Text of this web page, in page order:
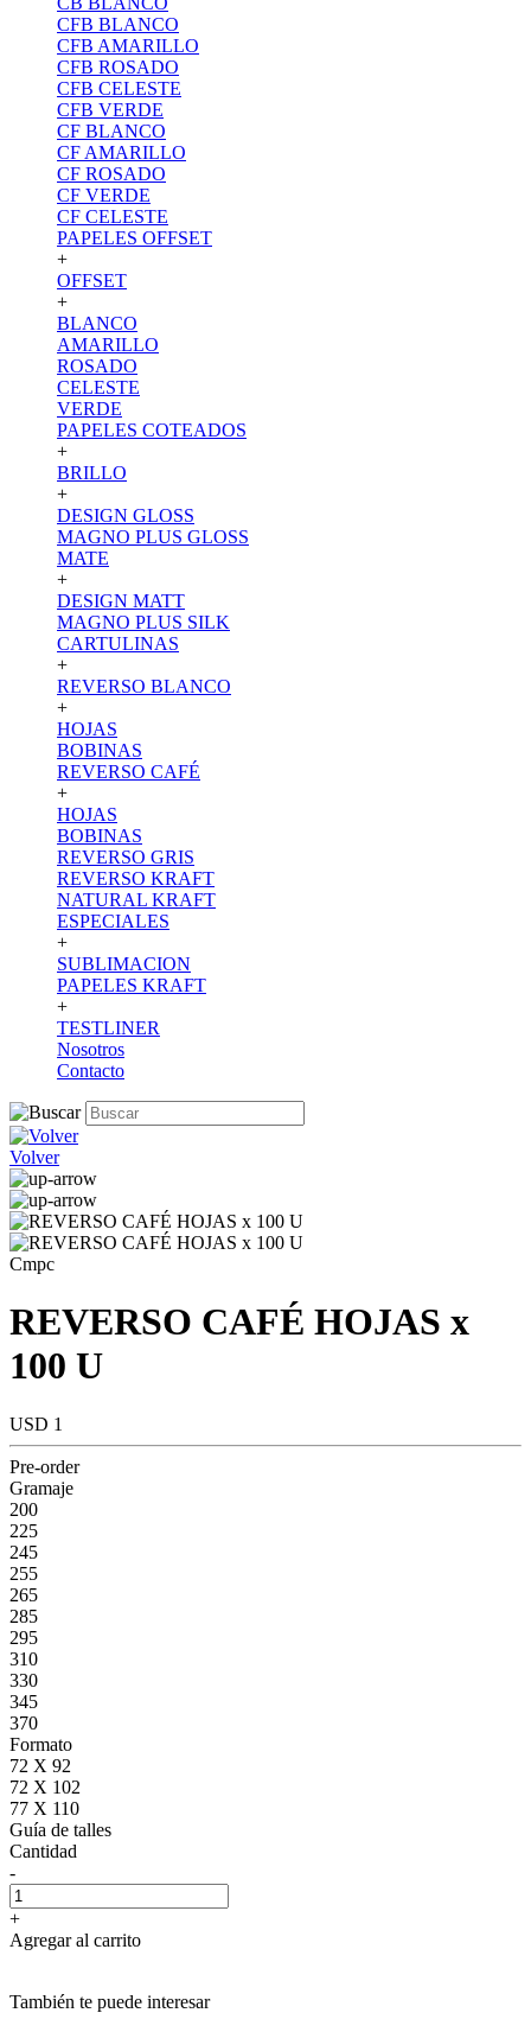
CFB BLANCO
CFB AMARILLO
CFB ROSADO
CFB CELESTE
CFB VERDE
CF BLANCO
CF AMARILLO
CF ROSADO
CF VERDE
CF CELESTE
PAPELES OFFSET
+
OFFSET
+
BLANCO
AMARILLO
ROSADO
CELESTE
VERDE
PAPELES COTEADOS
+
BRILLO
+
DESIGN GLOSS
MAGNO PLUS GLOSS
MATE
+
DESIGN MATT
MAGNO PLUS SILK
CARTULINAS
+
REVERSO BLANCO
+
HOJAS
BOBINAS
REVERSO CAFÉ
+
HOJAS
BOBINAS
REVERSO GRIS
REVERSO KRAFT
NATURAL KRAFT
ESPECIALES
+
SUBLIMACION
PAPELES KRAFT
+
TESTLINER
Nosotros
Contacto
Volver
Cmpc
REVERSO CAFÉ HOJAS x
100 U
USD 1
Pre-order
Gramaje
200
225
245
255
265
285
295
310
330
345
370
Formato
72 X 92
72 X 102
77 X 110
Guía de talles
Cantidad
-
+
Agregar al carrito
También te puede interesar